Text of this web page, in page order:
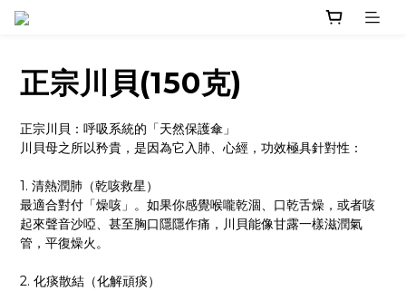
正宗川貝(150克)
正宗川貝：呼吸系統的「天然保護傘」
川貝母之所以矜貴，是因為它入肺、心經，功效極具針對性：
1. 清熱潤肺（乾咳救星）
最適合對付「燥咳」。如果你感覺喉嚨乾涸、口乾舌燥，或者咳
起來聲音沙啞、甚至胸口隱隱作痛，川貝能像甘露一樣滋潤氣
管，平復燥火。
2. 化痰散結（化解頑痰）